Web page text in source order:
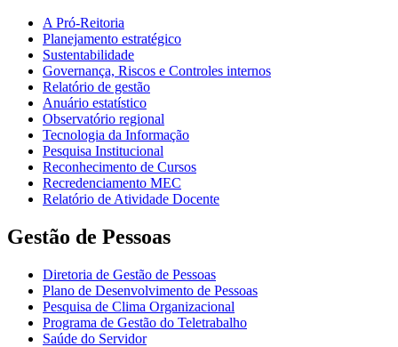
A Pró-Reitoria
Planejamento estratégico
Sustentabilidade
Governança, Riscos e Controles internos
Relatório de gestão
Anuário estatístico
Observatório regional
Tecnologia da Informação
Pesquisa Institucional
Reconhecimento de Cursos
Recredenciamento MEC
Relatório de Atividade Docente
Gestão de Pessoas
Diretoria de Gestão de Pessoas
Plano de Desenvolvimento de Pessoas
Pesquisa de Clima Organizacional
Programa de Gestão do Teletrabalho
Saúde do Servidor